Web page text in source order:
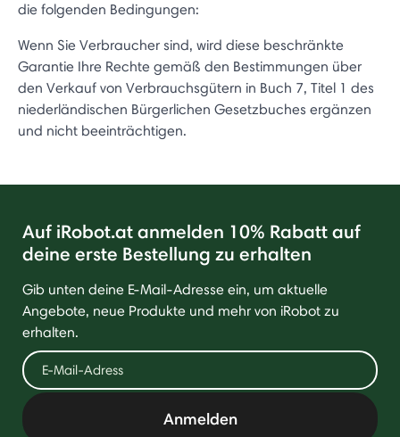
die folgenden Bedingungen:
Wenn Sie Verbraucher sind, wird diese beschränkte
Garantie Ihre Rechte gemäß den Bestimmungen über
den Verkauf von Verbrauchsgütern in Buch 7, Titel 1 des
niederländischen Bürgerlichen Gesetzbuches ergänzen
und nicht beeinträchtigen.
Auf iRobot.at anmelden 10% Rabatt auf
deine erste Bestellung zu erhalten
Gib unten deine E-Mail-Adresse ein, um aktuelle
Angebote, neue Produkte und mehr von iRobot zu
erhalten.
Anmelden